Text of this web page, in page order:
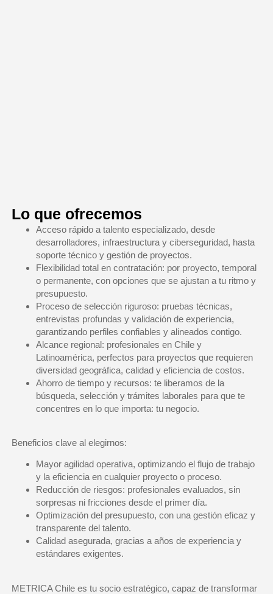
Lo que ofrecemos
Acceso rápido a talento especializado, desde
desarrolladores, infraestructura y ciberseguridad, hasta
soporte técnico y gestión de proyectos.
Flexibilidad total en contratación: por proyecto, temporal
o permanente, con opciones que se ajustan a tu ritmo y
presupuesto.
Proceso de selección riguroso: pruebas técnicas,
entrevistas profundas y validación de experiencia,
garantizando perfiles confiables y alineados contigo.
Alcance regional: profesionales en Chile y
Latinoamérica, perfectos para proyectos que requieren
diversidad geográfica, calidad y eficiencia de costos.
Ahorro de tiempo y recursos: te liberamos de la
búsqueda, selección y trámites laborales para que te
concentres en lo que importa: tu negocio.
Beneficios clave al elegirnos:
Mayor agilidad operativa, optimizando el flujo de trabajo
y la eficiencia en cualquier proyecto o proceso.
Reducción de riesgos: profesionales evaluados, sin
sorpresas ni fricciones desde el primer día.
Optimización del presupuesto, con una gestión eficaz y
transparente del talento.
Calidad asegurada, gracias a años de experiencia y
estándares exigentes.
METRICA Chile es tu socio estratégico, capaz de transformar